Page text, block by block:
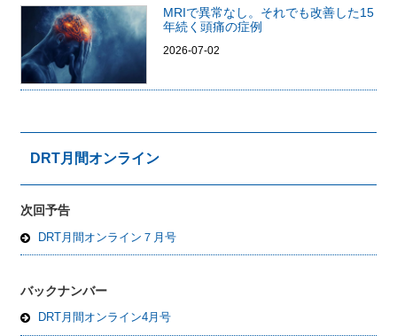
MRIで異常なし。それでも改善した15
年続く頭痛の症例
2026-07-02
DRT月間オンライン
次回予告
DRT月間オンライン７月号
バックナンバー
DRT月間オンライン4月号